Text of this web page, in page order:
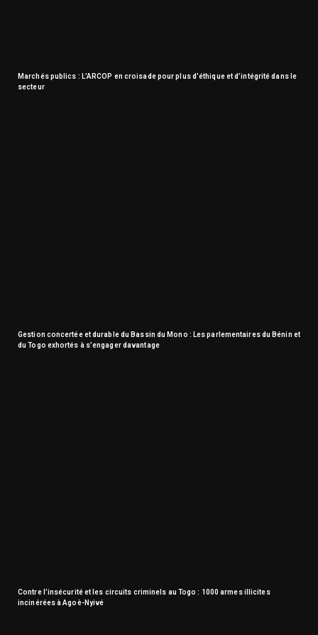
Marchés publics : L’ARCOP en croisade pour plus d’éthique et d’intégrité dans le
secteur
Gestion concertée et durable du Bassin du Mono : Les parlementaires du Bénin et
du Togo exhortés à s’engager davantage
Contre l’insécurité et les circuits criminels au Togo : 1000 armes illicites
incinérées à Agoè-Nyivé